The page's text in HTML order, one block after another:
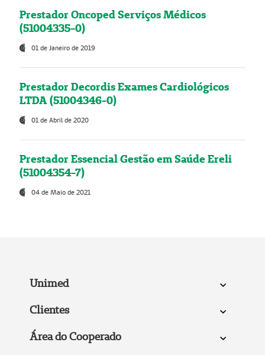
Prestador Oncoped Serviços Médicos
(51004335-0)
01 de Janeiro de 2019
Prestador Decordis Exames Cardiológicos
LTDA (51004346-0)
01 de Abril de 2020
Prestador Essencial Gestão em Saúde Ereli
(51004354-7)
04 de Maio de 2021
Unimed
Clientes
Área do Cooperado